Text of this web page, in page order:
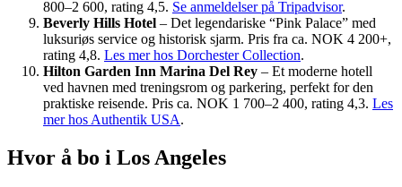
800–2 600, rating 4,5. Se anmeldelser på Tripadvisor.
Beverly Hills Hotel – Det legendariske “Pink Palace” med
luksuriøs service og historisk sjarm. Pris fra ca. NOK 4 200+,
rating 4,8. Les mer hos Dorchester Collection.
Hilton Garden Inn Marina Del Rey – Et moderne hotell
ved havnen med treningsrom og parkering, perfekt for den
praktiske reisende. Pris ca. NOK 1 700–2 400, rating 4,3. Les
mer hos Authentik USA.
Hvor å bo i Los Angeles